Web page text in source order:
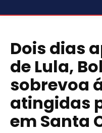
Dois dias
de Lula,
sobrevoa
atingidas
em Santa